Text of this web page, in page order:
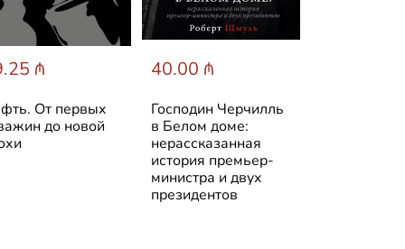
₼
От первых
до новой
40.00 ₼
Господин Черчилль
в Белом доме:
нерассказанная
история премьер-
министра и двух
президентов